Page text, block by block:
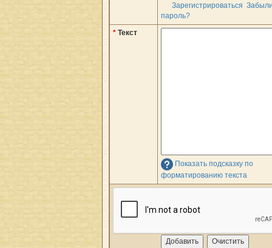
Зарегистрироваться
пароль?
* Текст
Показать подсказку по
форматированию текста